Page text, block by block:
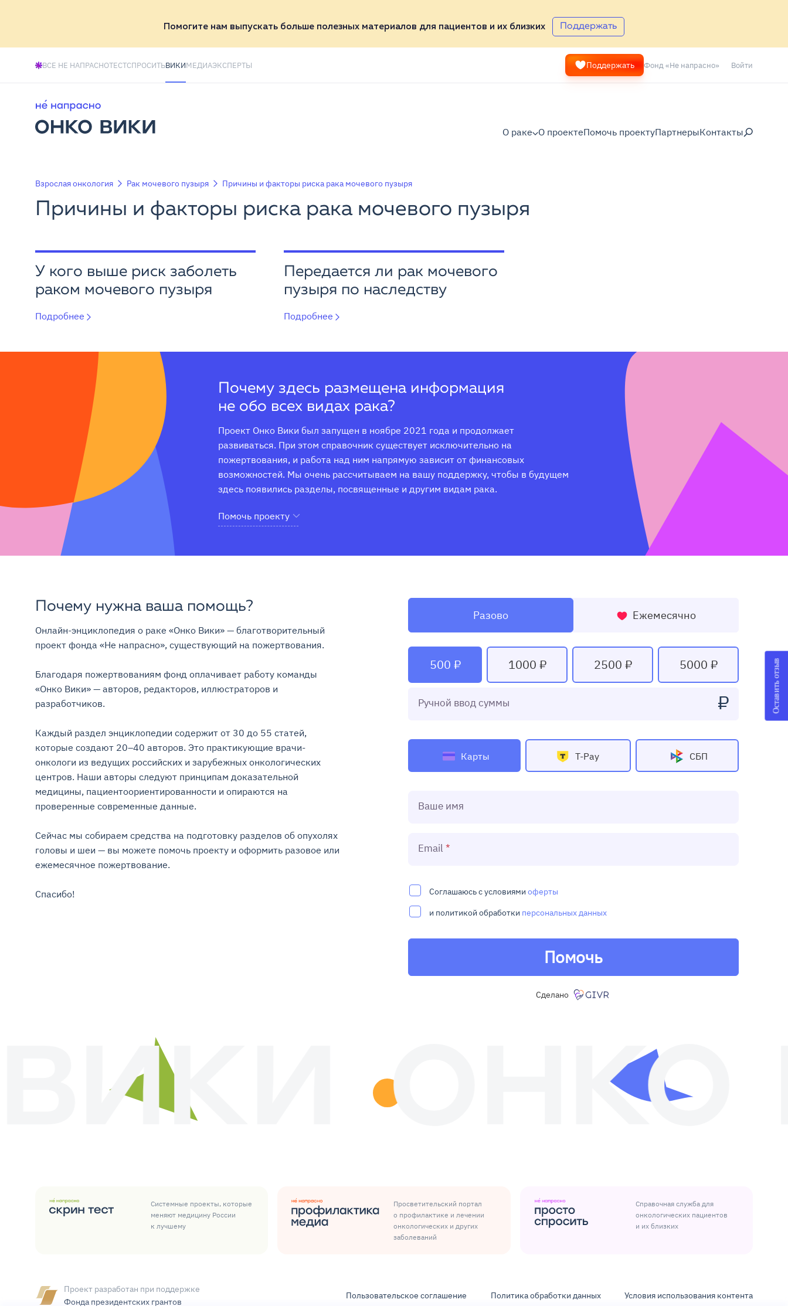
Помогите нам выпускать больше полезных материалов для пациентов и их близких Поддержать
ВСЕ НЕ НАПРАСНОТЕСТСПРОСИТЬВИКИМЕДИАЭКСПЕРТЫ Поддержать Фонд «Не напрасно» Войти
О раке О проектеПомочь проектуПартнерыКонтакты
Взрослая онкология Рак мочевого пузыря Причины и факторы риска рака мочевого пузыря
Причины и факторы риска рака мочевого пузыря
У кого выше риск заболеть
раком мочевого пузыря
Подробнее
Передается ли рак мочевого
пузыря по наследству
Подробнее
Почему здесь размещена информация
не обо всех видах рака?
Проект Онко Вики был запущен в ноябре 2021 года и продолжает
развиваться. При этом справочник существует исключительно на
пожертвования, и работа над ним напрямую зависит от финансовых
возможностей. Мы очень рассчитываем на вашу поддержку, чтобы в будущем
здесь появились разделы, посвященные и другим видам рака.
Помочь проекту
Почему нужна ваша помощь?
Онлайн-энциклопедия о раке «Онко Вики» — благотворительный
проект фонда «Не напрасно», существующий на пожертвования.
Благодаря пожертвованиям фонд оплачивает работу команды
«Онко Вики» — авторов, редакторов, иллюстраторов и
разработчиков.
Каждый раздел энциклопедии содержит от 30 до 55 статей,
которые создают 20–40 авторов. Это практикующие врачи-
онкологи из ведущих российских и зарубежных онкологических
центров. Наши авторы следуют принципам доказательной
медицины, пациентоориентированности и опираются на
проверенные современные данные.
Сейчас мы собираем средства на подготовку разделов об опухолях
головы и шеи — вы можете помочь проекту и оформить разовое или
ежемесячное пожертвование.
Спасибо!
Разово Ежемесячно
500 ₽ 1000 ₽ 2500 ₽ 5000 ₽
Ручной ввод суммы ₽
Карты T-Pay СБП
Ваше имя
Email
Соглашаюсь с условиями оферты
и политикой обработки персональных данных
Помочь
Сделано
Системные проекты, которые
меняют медицину России
к лучшему
Просветительский портал
о профилактике и лечении
онкологических и других
заболеваний
Справочная служба для
онкологических пациентов
и их близких
Проект разработан при поддержке
Фонда президентских грантов
Пользовательское соглашение Политика обработки данных Условия использования контента
Оставить отзыв